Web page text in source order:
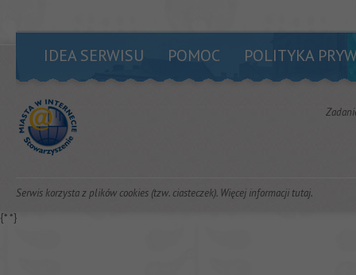
IDEA SERWISU POMOC POLITYKA
Serwis korzysta z plików cookies (tzw. ciasteczek). Więcej informacjitutaj.
{**}